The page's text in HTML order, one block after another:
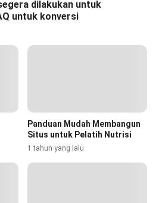
dilakukan untuk
untuk konversi
Panduan Mudah Membangun
Situs untuk Pelatih Nutrisi
1 tahun yang lalu